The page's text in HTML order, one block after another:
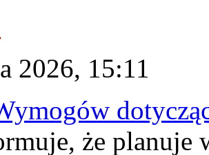
2026, 15:11
że planuje